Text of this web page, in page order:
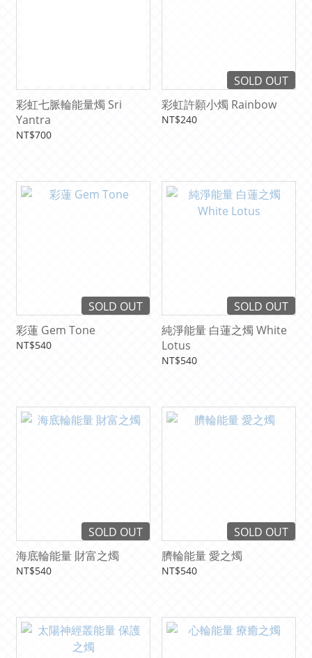
彩虹七脈輪能量燭 Sri
Yantra
NT$700
SOLD OUT
彩虹許願小燭 Rainbow
NT$240
SOLD OUT
彩蓮 Gem Tone
NT$540
SOLD OUT
純淨能量 白蓮之燭 White
Lotus
NT$540
SOLD OUT
海底輪能量 財富之燭
NT$540
SOLD OUT
臍輪能量 愛之燭
NT$540